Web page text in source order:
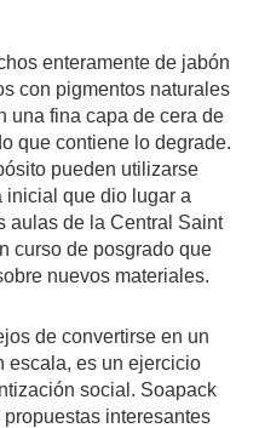
enteramente de jabón
con pigmentos naturales
una fina capa de cera de
que contiene lo degrade.
pueden utilizarse
inicial que dio lugar a
aulas de la Central Saint
curso de posgrado que
nuevos materiales.
de convertirse en un
escala, es un ejercicio
social. Soapack
interesantes